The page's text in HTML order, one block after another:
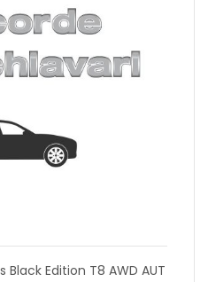
Black Edition T8 AWD AUT